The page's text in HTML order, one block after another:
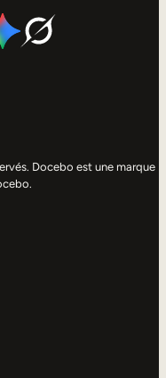
Docebo est une marque